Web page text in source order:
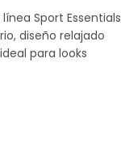
Sport Essentials
diseño relajado
para looks